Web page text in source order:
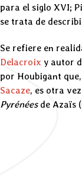
para el siglo XVI;
se trata de
Se refiere en
Delacroix y autor
por Houbigant
Sacaze, es otra
Pyrénéesde Azaïs